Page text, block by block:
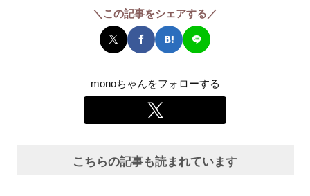
＼この記事をシェアする／
monoちゃんをフォローする
こちらの記事も読まれています